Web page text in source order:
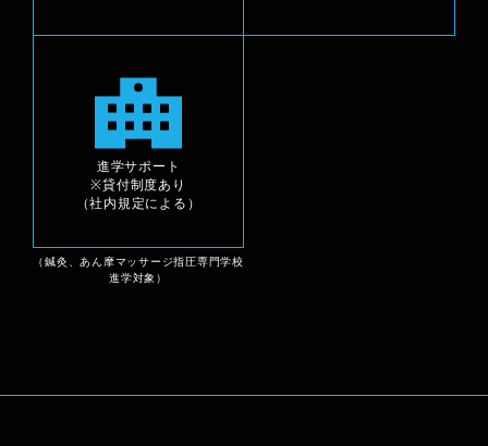
進学サポート
※貸付制度あり
（社内規定による）
（鍼灸、あん摩マッサージ指圧専門学校
進学対象）